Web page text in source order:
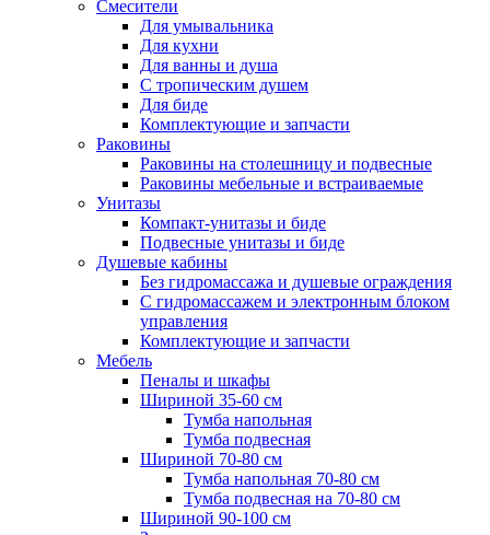
Смесители
Для умывальника
Для кухни
Для ванны и душа
С тропическим душем
Для биде
Комплектующие и запчасти
Раковины
Раковины на столешницу и подвесные
Раковины мебельные и встраиваемые
Унитазы
Компакт-унитазы и биде
Подвесные унитазы и биде
Душевые кабины
Без гидромассажа и душевые ограждения
С гидромассажем и электронным блоком
управления
Комплектующие и запчасти
Мебель
Пеналы и шкафы
Шириной 35-60 см
Тумба напольная
Тумба подвесная
Шириной 70-80 см
Тумба напольная 70-80 см
Тумба подвесная на 70-80 см
Шириной 90-100 см